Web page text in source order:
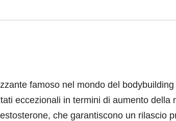
famoso nel mondo del
eccezionali in termini di aumento della
che garantiscono un rilascio